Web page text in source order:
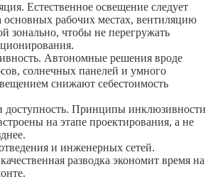
Естественное освещение следует
основных рабочих местах, вентиляцию
зонально, чтобы не перегружать
Автономные решения вроде
солнечных панелей и умного
снижают себестоимость
доступность. Принципы инклюзивности
на этапе проектирования, а не
и инженерных сетей.
разводка экономит время на